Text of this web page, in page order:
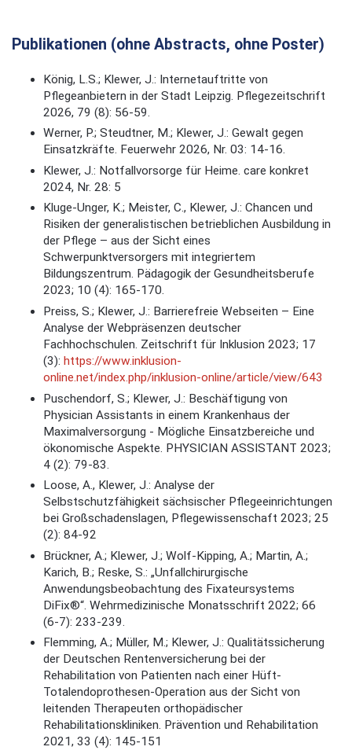
Publikationen (ohne Abstracts, ohne Poster)
König, L.S.; Klewer, J.: Internetauftritte von
Pflegeanbietern in der Stadt Leipzig. Pflegezeitschrift
2026, 79 (8): 56-59.
Werner, P.; Steudtner, M.; Klewer, J.: Gewalt gegen
Einsatzkräfte. Feuerwehr 2026, Nr. 03: 14-16.
Klewer, J.: Notfallvorsorge für Heime. care konkret
2024, Nr. 28: 5
Kluge-Unger, K.; Meister, C., Klewer, J.: Chancen und
Risiken der generalistischen betrieblichen Ausbildung in
der Pflege – aus der Sicht eines
Schwerpunktversorgers mit integriertem
Bildungszentrum. Pädagogik der Gesundheitsberufe
2023; 10 (4): 165-170.
Preiss, S.; Klewer, J.: Barrierefreie Webseiten – Eine
Analyse der Webpräsenzen deutscher
Fachhochschulen. Zeitschrift für Inklusion 2023; 17
(3): https://www.inklusion-
online.net/index.php/inklusion-online/article/view/643
Puschendorf, S.; Klewer, J.: Beschäftigung von
Physician Assistants in einem Krankenhaus der
Maximalversorgung - Mögliche Einsatzbereiche und
ökonomische Aspekte. PHYSICIAN ASSISTANT 2023;
4 (2): 79-83.
Loose, A., Klewer, J.: Analyse der
Selbstschutzfähigkeit sächsischer Pflegeeinrichtungen
bei Großschadenslagen, Pflegewissenschaft 2023; 25
(2): 84-92
Brückner, A.; Klewer, J.; Wolf-Kipping, A.; Martin, A.;
Karich, B.; Reske, S.: „Unfallchirurgische
Anwendungsbeobachtung des Fixateursystems
DiFix®“. Wehrmedizinische Monatsschrift 2022; 66
(6-7): 233-239.
Flemming, A.; Müller, M.; Klewer, J.: Qualitätssicherung
der Deutschen Rentenversicherung bei der
Rehabilitation von Patienten nach einer Hüft-
Totalendoprothesen-Operation aus der Sicht von
leitenden Therapeuten orthopädischer
Rehabilitationskliniken. Prävention und Rehabilitation
2021, 33 (4): 145-151